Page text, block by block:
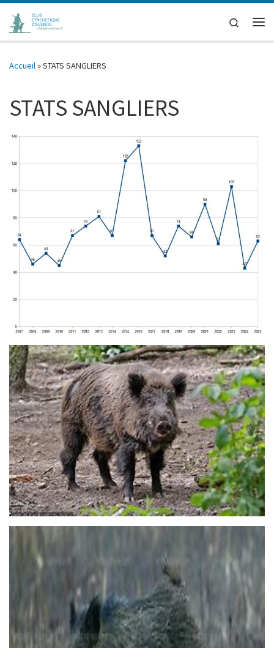
Passer au contenu
Search
Accueil»STATS SANGLIERS
STATS SANGLIERS